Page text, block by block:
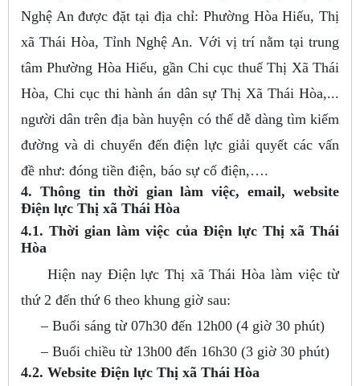
Nghệ An được đặt tại địa chỉ: Phường Hòa Hiếu, Thị
xã Thái Hòa, Tỉnh Nghệ An. Với vị trí nằm tại trung
tâm Phường Hòa Hiếu, gần Chi cục thuế Thị Xã Thái
Hòa, Chi cục thi hành án dân sự Thị Xã Thái Hòa,...
người dân trên địa bàn huyện có thể dễ dàng tìm kiếm
đường và di chuyển đến điện lực giải quyết các vấn
đề như: đóng tiền điện, báo sự cố điện,….
4. Thông tin thời gian làm việc, email, website
Điện lực Thị xã Thái Hòa
4.1. Thời gian làm việc của Điện lực Thị xã Thái
Hòa
Hiện nay Điện lực Thị xã Thái Hòa làm việc từ
thứ 2 đến thứ 6 theo khung giờ sau:
– Buổi sáng từ 07h30 đến 12h00 (4 giờ 30 phút)
– Buổi chiều từ 13h00 đến 16h30 (3 giờ 30 phút)
4.2. Website Điện lực Thị xã Thái Hòa